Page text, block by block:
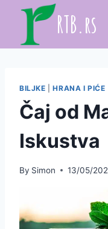
content
RTB.rs
BILJKE |HRANA I PIĆE
Čaj od
Iskustva
By Simon 13/05/